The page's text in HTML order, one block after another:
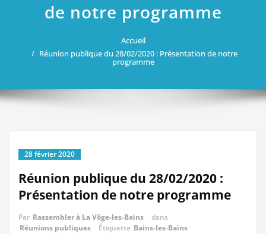
de notre programme
Accueil
Réunion publique du 28/02/2020 : Présentation de notre
programme
28 février 2020
Réunion publique du 28/02/2020 :
Présentation de notre programme
Par Rassembler à La Vôge-les-Bains
dans
Réunions publiques
Étiquette Bains-les-Bains